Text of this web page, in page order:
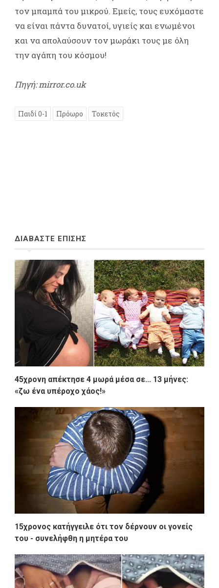
τον μπαμπά του μικρού. Εμείς, τους ευχόμαστε
να είναι πάντα δυνατοί, υγιείς και ενωμένοι
και να απολαύσουν τον μωράκι τους με όλη
την αγάπη του κόσμου!
Πηγή: mirror.co.uk
Παιδί 0-1 Πρόωρο Τοκετός
ΔΙΑΒΑΣΤΕ ΕΠΙΣΗΣ
45χρονη απέκτησε 4 μωρά μέσα σε... 13 μήνες:
«ζω ένα υπέροχο χάος!»
15χρονος κατήγγειλε ότι τον δέρνουν οι γονείς
του - συνελήφθη η μητέρα του